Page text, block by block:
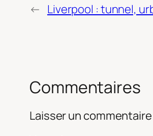
← Liverpool : tunnel,
Commentaires
Laisser un commentaire